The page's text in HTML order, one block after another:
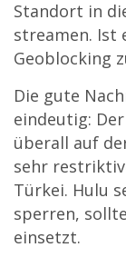
Standort in
streamen. Ist
Geoblocking
Die gute
eindeutig:
überall auf
sehr
Türkei. Hulu
sperren,
einsetzt.